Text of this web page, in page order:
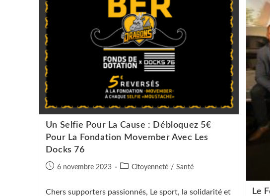
Caritative
Inoubliable
Un Selfie Pour La Cause : Débloquez 5€
Pour La Fondation Movember Avec Les
Docks 76
Publication
6 novembre 2023
PostCitoyenneté / Santé
Chers supporters passionnés, Le sport, la solidarité et
Le